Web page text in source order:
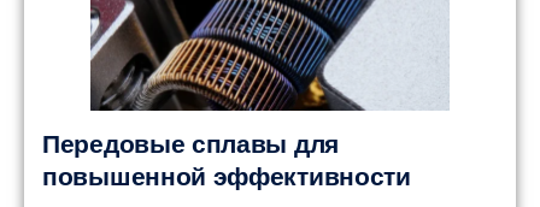
Передовые сплавы для
повышенной эффективности